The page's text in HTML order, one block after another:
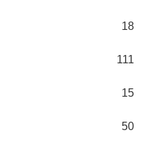
18
111
15
50